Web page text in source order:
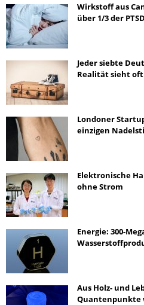
Wirkstoff aus
über 1/3 der
Jeder siebte
Realität sieht oft
Londoner
einzigen
Elektronische
ohne Strom
Energie: 300-
Aus Holz- und
Quantenpunkte